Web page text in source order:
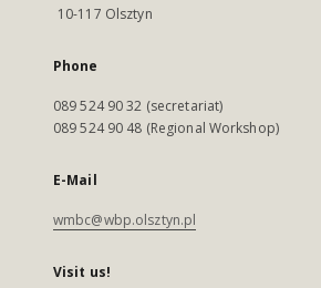
10-117 Olsztyn
Phone
089 524 90 32 (secretariat)
089 524 90 48 (Regional Workshop)
E-Mail
wmbc@wbp.olsztyn.pl
Visit us!